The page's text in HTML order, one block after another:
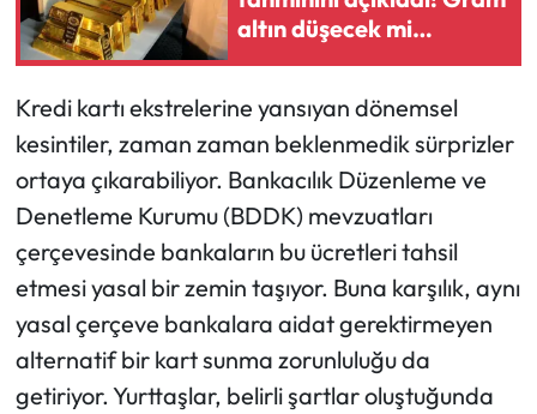
altın düşecek mi
yükselecek mi?
Kredi kartı ekstrelerine yansıyan dönemsel
kesintiler, zaman zaman beklenmedik sürprizler
ortaya çıkarabiliyor. Bankacılık Düzenleme ve
Denetleme Kurumu (BDDK) mevzuatları
çerçevesinde bankaların bu ücretleri tahsil
etmesi yasal bir zemin taşıyor. Buna karşılık, aynı
yasal çerçeve bankalara aidat gerektirmeyen
alternatif bir kart sunma zorunluluğu da
getiriyor. Yurttaşlar, belirli şartlar oluştuğunda